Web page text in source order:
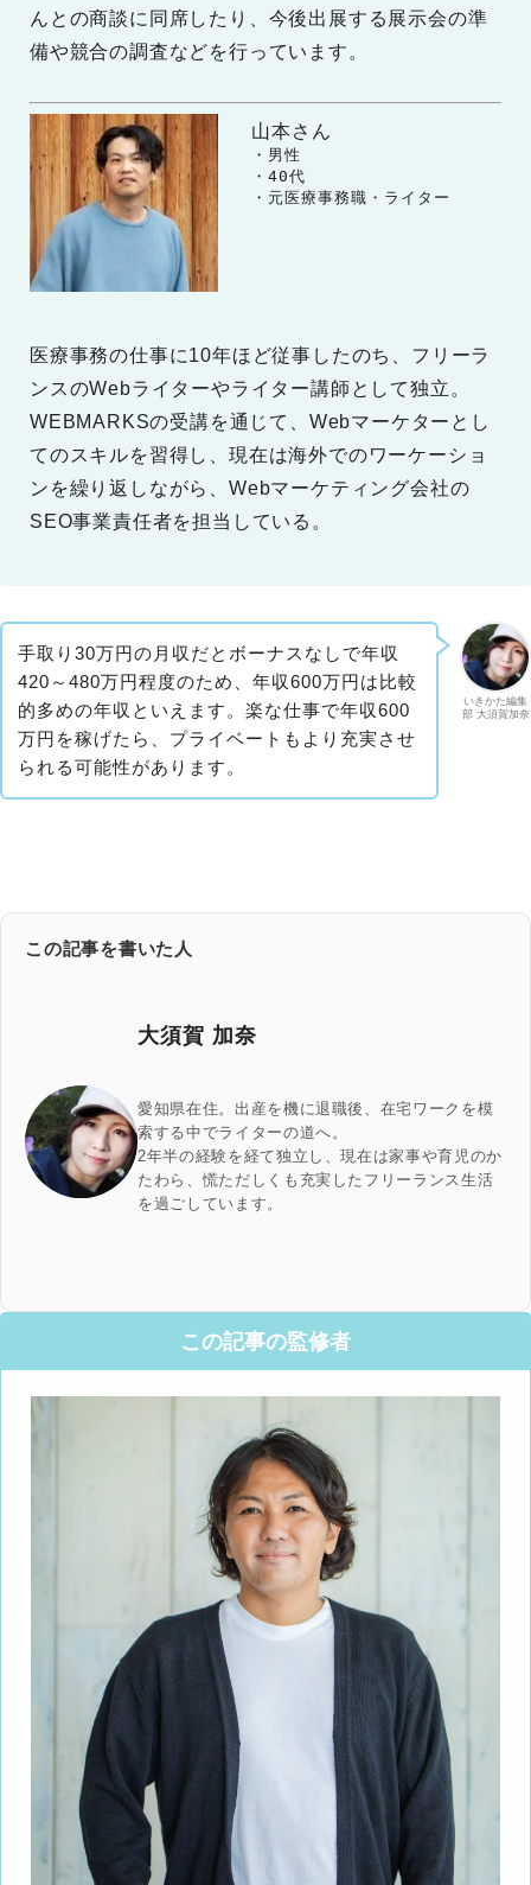
んとの商談に同席したり、今後出展する展示会の準
備や競合の調査などを行っています。
山本さん
・男性
・40代
・元医療事務職・ライター
医療事務の仕事に10年ほど従事したのち、フリーラ
ンスのWebライターやライター講師として独立。
WEBMARKSの受講を通じて、Webマーケターとし
てのスキルを習得し、現在は海外でのワーケーショ
ンを繰り返しながら、Webマーケティング会社の
SEO事業責任者を担当している。
いきかた編集
部 大須賀加奈
手取り30万円の月収だとボーナスなしで年収
420～480万円程度のため、年収600万円は比較
的多めの年収といえます。楽な仕事で年収600
万円を稼げたら、プライベートもより充実させ
られる可能性があります。
この記事を書いた人
大須賀 加奈
愛知県在住。出産を機に退職後、在宅ワークを模
索する中でライターの道へ。
2年半の経験を経て独立し、現在は家事や育児のか
たわら、慌ただしくも充実したフリーランス生活
を過ごしています。
この記事の監修者